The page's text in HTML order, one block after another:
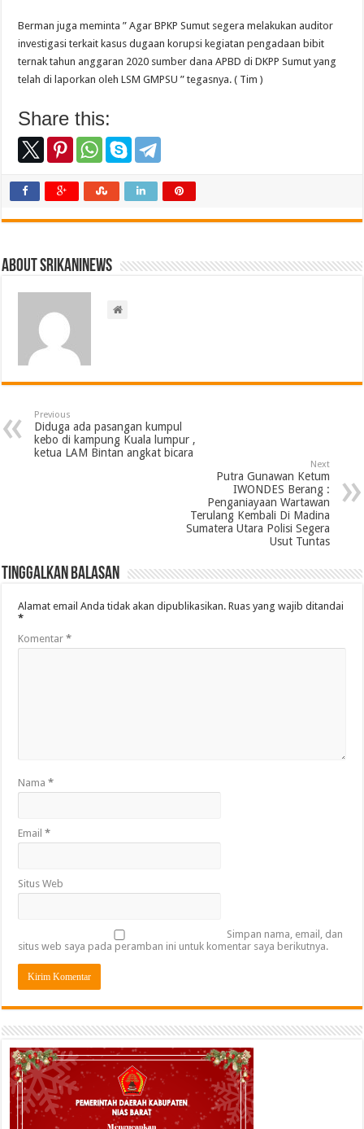
Berman juga meminta ” Agar BPKP Sumut segera melakukan auditor
investigasi terkait kasus dugaan korupsi kegiatan pengadaan bibit
ternak tahun anggaran 2020 sumber dana APBD di DKPP Sumut yang
telah di laporkan oleh LSM GMPSU ” tegasnya. ( Tim )
Share this:
About srikaninews
Previous
Diduga ada pasangan kumpul
kebo di kampung Kuala lumpur ,
ketua LAM Bintan angkat bicara
Next
Putra Gunawan Ketum
IWONDES Berang :
Penganiayaan Wartawan
Terulang Kembali Di Madina
Sumatera Utara Polisi Segera
Usut Tuntas
Tinggalkan Balasan
Alamat email Anda tidak akan dipublikasikan. Ruas yang wajib ditandai
*
Komentar*
Nama*
Email*
Situs Web
Simpan nama, email, dan
situs web saya pada peramban ini untuk komentar saya berikutnya.